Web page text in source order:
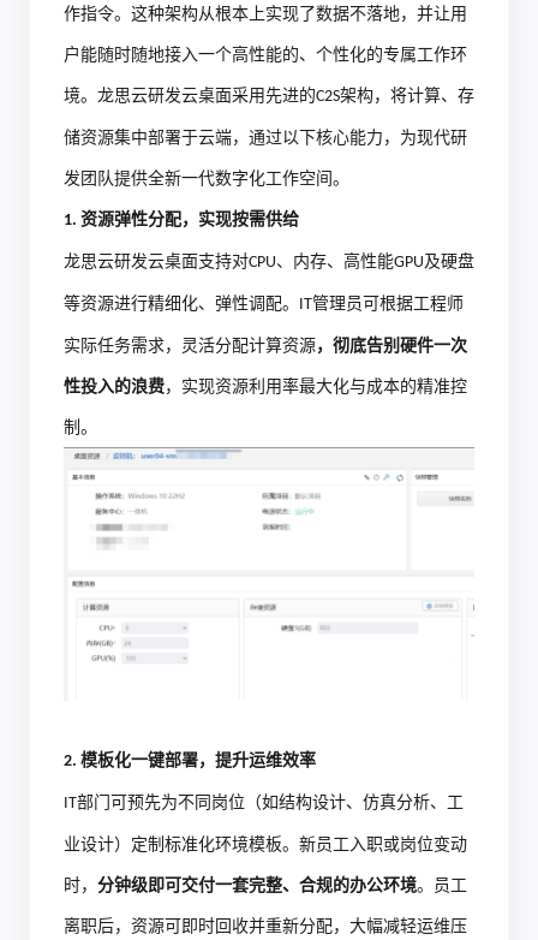
作指令。这种架构从根本上实现了数据不落地，并让用
户能随时随地接入一个高性能的、个性化的专属工作环
境。龙思云研发云桌面采用先进的C2S架构，将计算、存
储资源集中部署于云端，通过以下核心能力，为现代研
发团队提供全新一代数字化工作空间。
1. 资源弹性分配，实现按需供给​
龙思云研发云桌面支持对CPU、内存、高性能GPU 及硬盘
等资源进行精细化、弹性调配。 IT管理员可根据工程师
实际任务需求，灵活分配计算资源 ，彻底告别硬件一次
性投入的浪费，实现资源利用率最大化与成本的精准控
制。
2. 模板化一键部署，提升运维效率​
IT部门可预先为不同岗位（如结构设计、仿真分析、工
业设计）定制标准化环境模板。新员工入职或岗位变动
时， 分钟级即可交付一套完整、合规的办公环境。员工
离职后，资源可即时回收并重新分配，大幅减轻运维压